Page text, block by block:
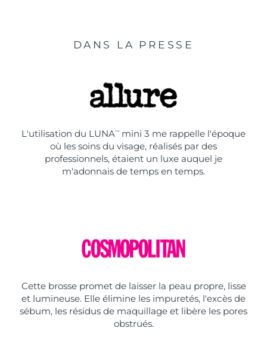
DANS LA PRESSE
L'utilisation du LUNATM
mini 3 me rappelle l'époque
où les soins du visage, réalisés par des
professionnels, étaient un luxe auquel je
m'adonnais de temps en temps.
Cette brosse promet de laisser la peau propre, lisse
et lumineuse. Elle élimine les impuretés, l'excès de
sébum, les résidus de maquillage et libère les pores
obstrués.